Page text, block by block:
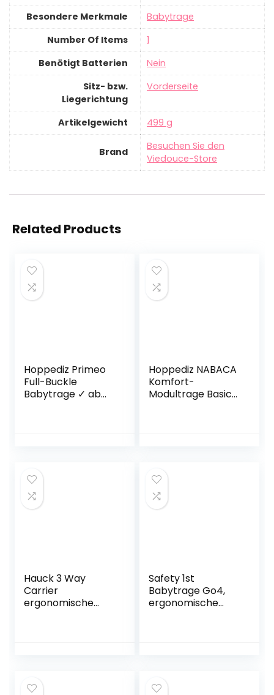
Besondere Merkmale
‎Babytrage
Number Of Items
‎1
Benötigt Batterien
‎Nein
Sitz- bzw.
Liegerichtung
‎Vorderseite
Artikelgewicht ‎499 g
Brand
Besuchen Sie den
Viedouce-Store
Related Products
Hoppediz Primeo
Full-Buckle
Babytrage ✓ ab
Design Singapur
Hoppediz NABACA
Komfort-
Modultrage Basic-
anpassbar,
Ausgezeichnet,
kbA-Qualität, Bio
Hauck 3 Way
Carrier
ergonomische
verschiedene
Safety 1st
Babytrage Go4,
ergonomische
gepolstert und